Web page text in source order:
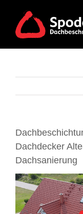
content
Dachdecker
Dachsanierung